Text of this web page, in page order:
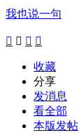
我也说一句
   
收藏
分享
发消息
看全部
本版发帖